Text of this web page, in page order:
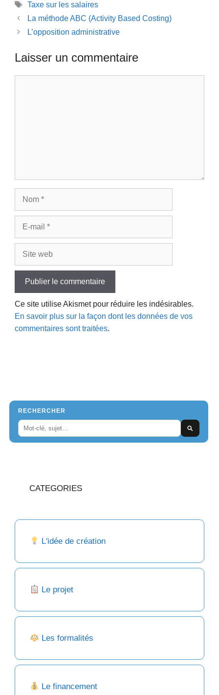
Étiquettes
Taxe sur les salaires
La méthode ABC (Activity Based Costing)
L’opposition administrative
Laisser un commentaire
Ce site utilise Akismet pour réduire les indésirables.
En savoir plus sur la façon dont les données de vos
commentaires sont traitées.
RECHERCHER
CATEGORIES
L'idée de création
Le projet
Les formalités
Le financement